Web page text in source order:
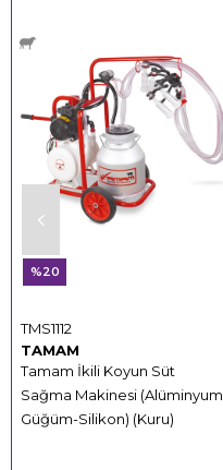
TAMAM
Tamam İkili Koyun Süt
Sağma Makinesi (Alüminyum
Güğüm-Silikon) (Kuru)
TMS1112
%20